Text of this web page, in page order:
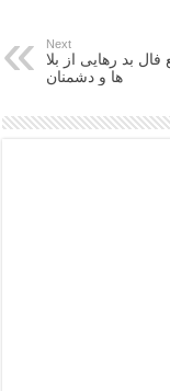
Next
بد رهایی از بلا
ها و دشمنان